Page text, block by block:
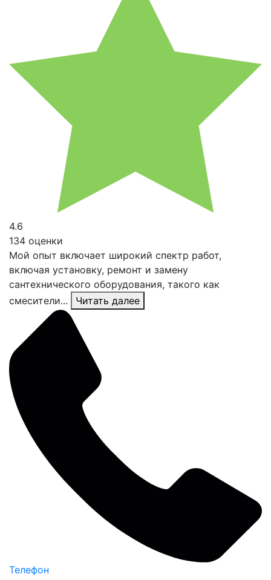
4.6
134 оценки
Мой опыт включает широкий спектр работ,
включая установку, ремонт и замену
сантехнического оборудования, такого как
смесители...
Читать далее
Телефон